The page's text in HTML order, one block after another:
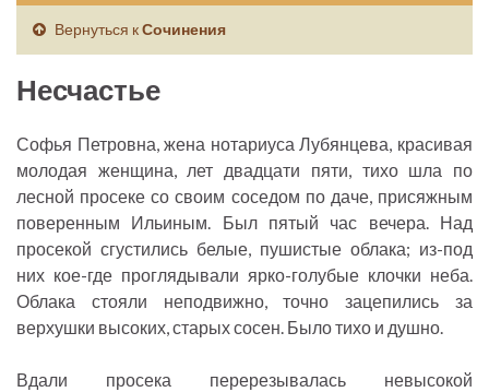
Вернуться кСочинения
Несчастье
Софья Петровна, жена нотариуса Лубянцева, красивая
молодая женщина, лет двадцати пяти, тихо шла по
лесной просеке со своим соседом по даче, присяжным
поверенным Ильиным. Был пятый час вечера. Над
просекой сгустились белые, пушистые облака; из-под
них кое-где проглядывали ярко-голубые клочки неба.
Облака стояли неподвижно, точно зацепились за
верхушки высоких, старых сосен. Было тихо и душно.
Вдали просека перерезывалась невысокой